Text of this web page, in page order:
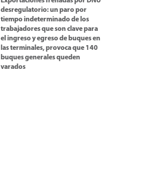
desregulatorio: un paro por
tiempo indeterminado de los
trabajadores que son clave para
el ingreso y egreso de buques en
las terminales, provoca que 140
buques generales queden
varados